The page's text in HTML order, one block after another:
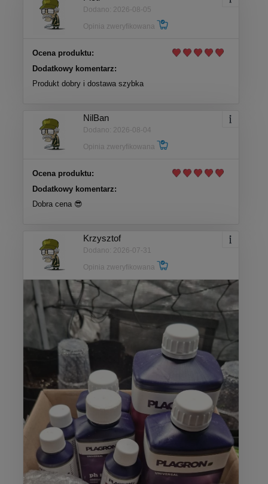
Dodano: 2026-08-05
Opinia zweryfikowana
Ocena produktu:
Dodatkowy komentarz:
Produkt dobry i dostawa szybka
NilBan
Dodano: 2026-08-04
Opinia zweryfikowana
Ocena produktu:
Dodatkowy komentarz:
Dobra cena 😎
Krzysztof
Dodano: 2026-07-31
Opinia zweryfikowana